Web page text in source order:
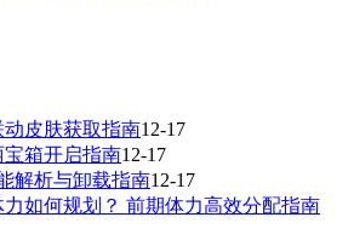
皮肤获取指南12-17
箱开启指南12-17
解析与卸载指南12-17
力如何规划？ 前期体力高效分配指南